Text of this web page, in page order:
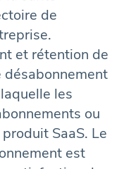
de
et rétention de
désabonnement
les
ou
SaaS. Le
est